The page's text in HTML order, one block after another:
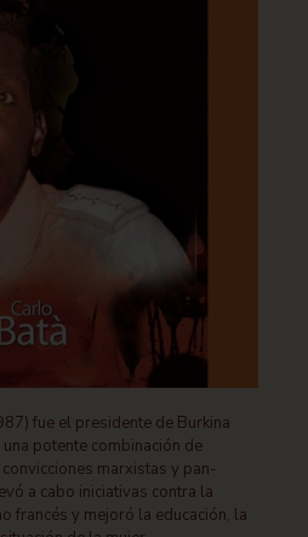
fue el presidente de Burkina
potente combinación de
marxistas y pan-
a cabo iniciativas contra la
francés y mejoró la educación, la